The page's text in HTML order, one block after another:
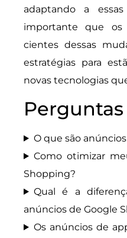
adaptando a
importante que os
cientes dessas
estratégias para
novas tecnologias
O que são
Como otimizar
Shopping?
Qual é a
anúncios de Google
Os anúncios de